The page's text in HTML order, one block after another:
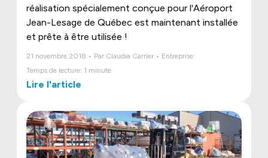
réalisation spécialement conçue pour l'Aéroport
Jean-Lesage de Québec est maintenant installée
et prête à être utilisée !
21 novembre 2018 • Par Claudia Carrier • Entreprise
Temps de lecture: 1 minute
Lire l'article